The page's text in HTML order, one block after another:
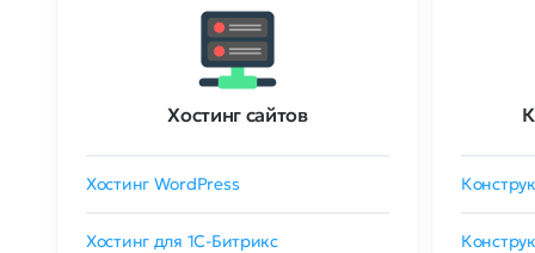
Хостинг сайтов
Хостинг WordPress
Хостинг для 1C-Битрикс